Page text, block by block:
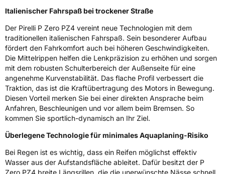
Eisgrip
Nein
Allgemeine Produktsicherheit (GPSR)
HerstellerkontaktPIRELLI TYRE SPA, Viale Piero e Alberto
Pirelli 25 20126 Milano Italien,
www.pirelli.com,
consumer.support@pirelli.com
Italienischer Fahrspaß bei trockener Straße
Der Pirelli P Zero PZ4 vereint neue Technologien mit dem
traditionellen italienischen Fahrspaß. Sein besonderer Aufbau
fördert den Fahrkomfort auch bei höheren Geschwindigkeiten.
Die Mittelrippen helfen die Lenkpräzision zu erhöhen und sorgen
mit dem robusten Schulterbereich der Außenseite für eine
angenehme Kurvenstabilität. Das flache Profil verbessert die
Traktion, das ist die Kraftübertragung des Motors in Bewegung.
Diesen Vorteil merken Sie bei einer direkten Ansprache beim
Anfahren, Beschleunigen und vor allem beim Bremsen. So
kommen Sie sportlich-dynamisch an Ihr Ziel.
Überlegene Technologie für minimales Aquaplaning-Risiko
Bei Regen ist es wichtig, dass ein Reifen möglichst effektiv
Wasser aus der Aufstandsfläche ableitet. Dafür besitzt der P
Zero PZ4 breite Längsrillen, die die unerwünschte Nässe schnell